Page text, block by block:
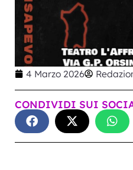
4 Marzo 2026
CONDIVIDI SUI